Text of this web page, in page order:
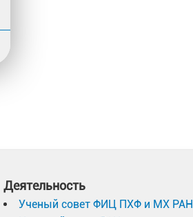
Деятельность
Ученый совет ФИЦ ПХФ и МХ РАН